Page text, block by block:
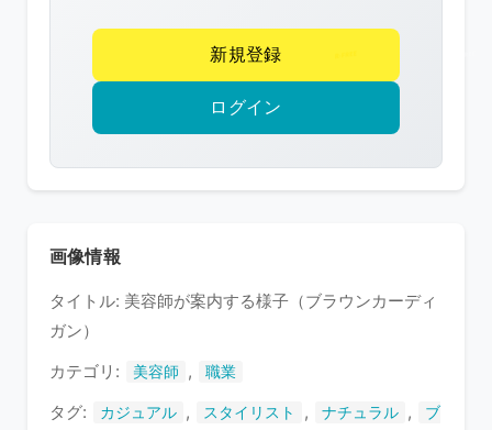
作
権
護
い
新規登録
ログイン
画像情報
タイトル: 美容師が案内する様子（ブラウンカーディ
ガン）
カテゴリ:
美容師 , 職業
タグ: カジュアル , スタイリスト , ナチュラル ,
ブ